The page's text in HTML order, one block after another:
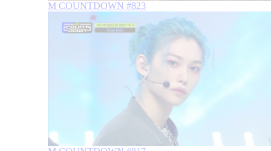
M COUNTDOWN #823